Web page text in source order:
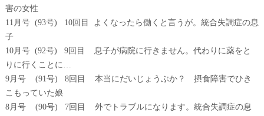
害の女性
11月号 (93号) 10回目 よくなったら働くと言うが。統合失調症の息
子
10月号 (92号) 9回目 息子が病院に行きません。代わりに薬をと
りに行くことに…
9月号 (91号) 8回目 本当にだいじょうぶか？ 摂食障害でひき
こもっていた娘
8月号 (90号) 7回目 外でトラブルになります。統合失調症の息